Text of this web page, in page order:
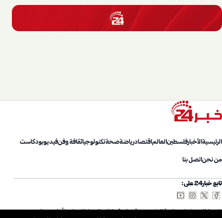
الرئيسيةالأخبارفلسطينالعالماقتصادرياضةصحةتكنولوجياثقافة وفنفيديوبودكاست
من نحناتصل بنا
تابع خبار24 على:
شروط الاستخدامسياسة الخصوصيةسياسة ملفات الارتباطاتصل بناأعلن معنامن نحن